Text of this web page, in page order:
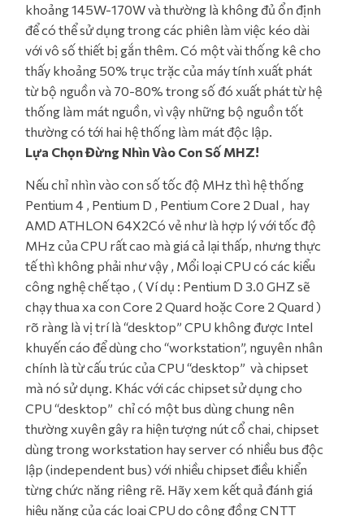
khoảng 145W-170W và thường là không đủ ổn định
để có thể sử dụng trong các phiên làm việc kéo dài
với vô số thiết bị gắn thêm. Có một vài thống kê cho
thấy khoảng 50% trục trặc của máy tính xuất phát
từ bộ nguồn và 70-80% trong số đó xuất phát từ hệ
thống làm mát nguồn, vì vậy những bộ nguồn tốt
thường có tới hai hệ thống làm mát độc lập.
Lựa Chọn Đừng Nhìn Vào Con Số MHZ!
Nếu chỉ nhìn vào con số tốc độ MHz thì hệ thống
Pentium 4 , Pentium D , Pentium Core 2 Dual , hay
AMD ATHLON 64X2Có vẻ như là hợp lý với tốc độ
MHz của CPU rất cao mà giá cả lại thấp, nhưng thực
tế thì không phải như vậy , Mổi loại CPU có các kiểu
công nghệ chế tạo , ( Ví dụ : Pentium D 3.0 GHZ sẽ
chạy thua xa con Core 2 Quard hoặc Core 2 Quard )
rõ ràng là vị trí là “desktop” CPU không được Intel
khuyến cáo để dùng cho “workstation”, nguyên nhân
chính là từ cấu trúc của CPU “desktop” và chipset
mà nó sử dụng. Khác với các chipset sử dụng cho
CPU “desktop” chỉ có một bus dùng chung nên
thường xuyên gây ra hiện tượng nút cổ chai, chipset
dùng trong workstation hay server có nhiều bus độc
lập (independent bus) với nhiều chipset điều khiển
từng chức năng riêng rẽ. Hãy xem kết quả đánh giá
hiệu năng của các loại CPU do cộng đồng CNTT